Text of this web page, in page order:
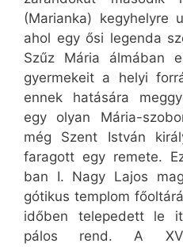
(Marianka) kegyhelyre
ahol egy ősi legenda
Szűz Mária álmában
gyermekeit a helyi
ennek hatására
egy olyan Mária-
még Szent István
faragott egy remete.
ban I. Nagy Lajos
gótikus templom
időben telepedett le
pálos rend. A